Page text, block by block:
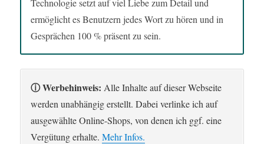
Technologie setzt auf viel Liebe zum Detail und
ermöglicht es Benutzern jedes Wort zu hören und in
Gesprächen 100 % präsent zu sein.
ⓘ Werbehinweis: Alle Inhalte auf dieser Webseite
werden unabhängig erstellt. Dabei verlinke ich auf
ausgewählte Online-Shops, von denen ich ggf. eine
Vergütung erhalte.Mehr Infos.